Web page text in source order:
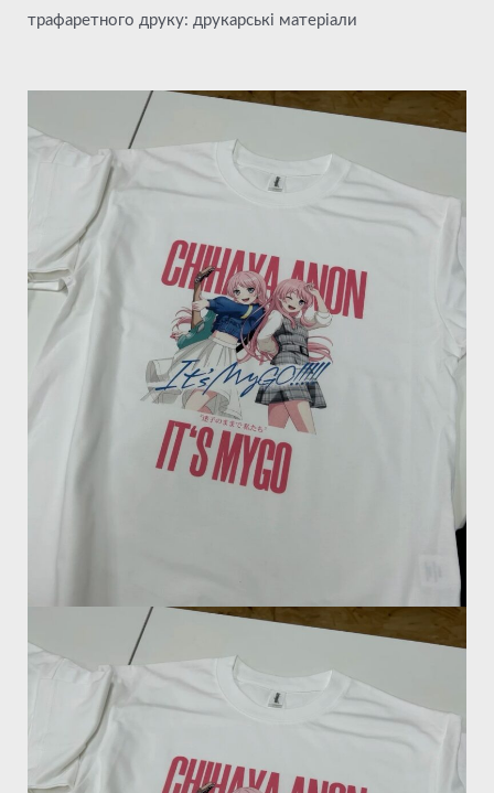
трафаретного друку: друкарські матеріали